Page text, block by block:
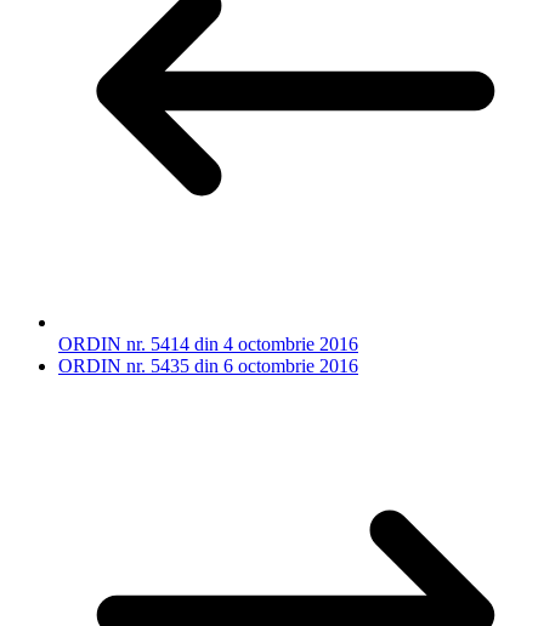
ORDIN nr. 5414 din 4 octombrie 2016
ORDIN nr. 5435 din 6 octombrie 2016